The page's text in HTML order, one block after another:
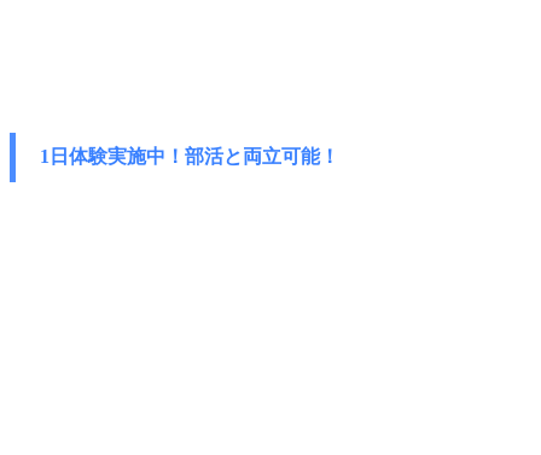
1日体験実施中！部活と両立可能！